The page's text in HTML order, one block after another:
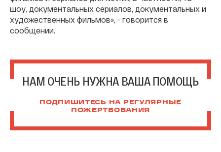
шоу, документальных сериалов, документальных и
художественных фильмов», - говорится в
сообщении.
НАМ ОЧЕНЬ НУЖНА ВАША ПОМОЩЬ
ПОДПИШИТЕСЬ НА РЕГУЛЯРНЫЕ
ПОЖЕРТВОВАНИЯ